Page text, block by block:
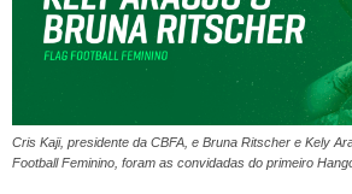
Cris Kaji, presidente da CBFA, e Bruna Ritscher e Kely
Football Feminino, foram as convidadas do primeiro